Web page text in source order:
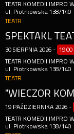
TEATR KOMEDII IMPRO
ul. Piotrkowska 138/140
TEATR
SPEKTAKL
30 SIERPNIA 2026 -
TEATR KOMEDII IMPRO
ul. Piotrkowska 138/140
TEATR
"WIECZÓR
19 PAŹDZIERNIKA 2026 -
TEATR KOMEDII IMPRO
ul. Piotrkowska 138/140